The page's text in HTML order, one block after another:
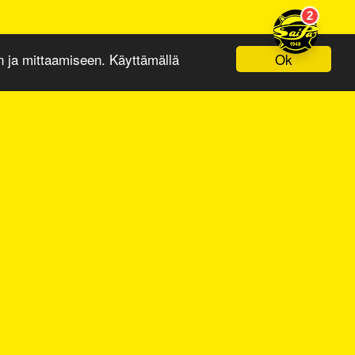
Ok
ja mittaamiseen. Käyttämällä